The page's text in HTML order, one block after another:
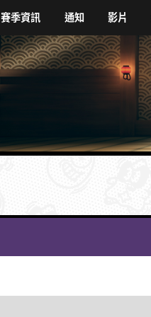
賽季資訊 通知 影片